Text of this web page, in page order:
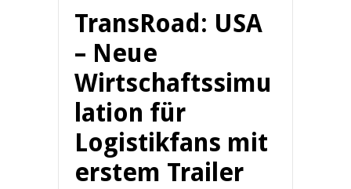
TransRoad: USA
– Neue
Wirtschaftssimu
lation für
Logistikfans mit
erstem Trailer